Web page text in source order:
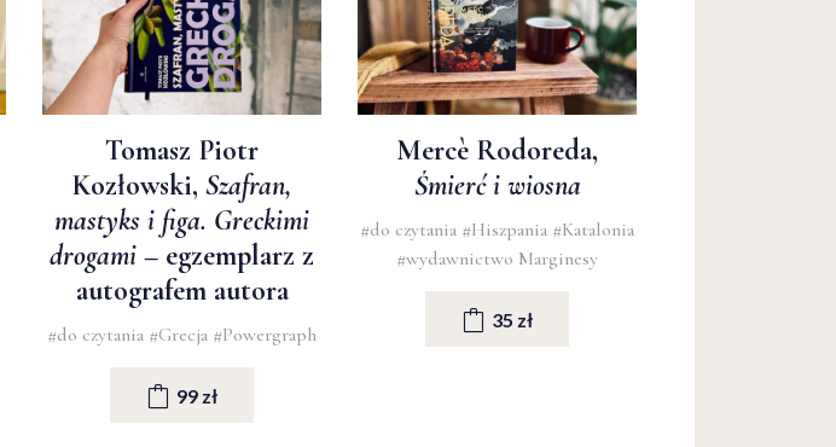
Tomasz Piotr
Kozłowski, Szafran,
mastyks i figa. Greckimi
drogami – egzemplarz z
autografem autora
#do czytania #Grecja #Powergraph
99 zł
Mercè Rodoreda,
Śmierć i wiosna
#do czytania #Hiszpania #Katalonia
#wydawnictwo Marginesy
35 zł